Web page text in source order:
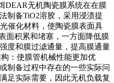
DEAR无机陶瓷膜系统在在膜
制备TiO2溶胶，采用浸渍提
催化材料，使陶瓷膜表面具
面积累和堵塞，一方面降低膜
度和膜过滤通量，提高膜通量
：使膜管机械性能更加优
制备过程中存在的一些实际问
足实际需要，因此无机负载复